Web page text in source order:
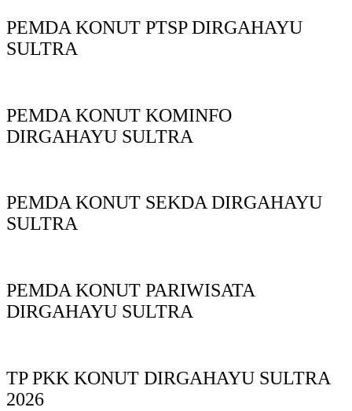
PEMDA KONUT PTSP DIRGAHAYU
SULTRA
PEMDA KONUT KOMINFO
DIRGAHAYU SULTRA
PEMDA KONUT SEKDA DIRGAHAYU
SULTRA
PEMDA KONUT PARIWISATA
DIRGAHAYU SULTRA
TP PKK KONUT DIRGAHAYU SULTRA
2026